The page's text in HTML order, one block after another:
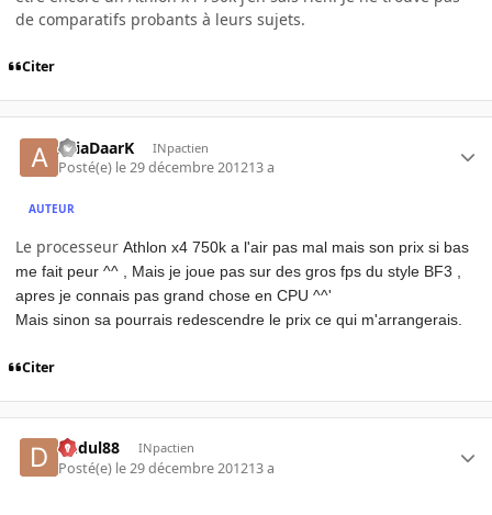
de comparatifs probants à leurs sujets.
Citer
AriaDaarK INpactien
Posté(e) le 29 décembre 201213 a
AUTEUR
Le processeur Athlon x4 750k a l'air pas mal mais son prix si bas
me fait peur ^^ , Mais je joue pas sur des gros fps du style BF3 ,
apres je connais pas grand chose en CPU ^^'
Mais sinon sa pourrais redescendre le prix ce qui m'arrangerais.
Citer
dudul88 INpactien
Posté(e) le 29 décembre 201213 a